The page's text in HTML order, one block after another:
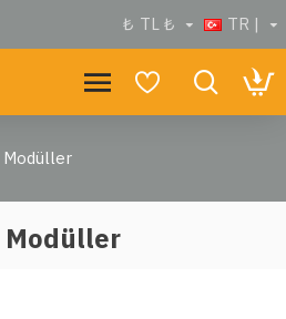
₺ TL ₺ TR |
Modüller
Modüller